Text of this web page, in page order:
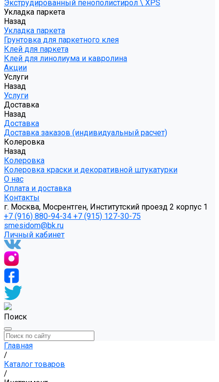
Экструдированный пенополистирол \ XPS
Укладка паркета
Назад
Укладка паркета
Грунтовка для паркетного клея
Клей для паркета
Клей для линолиума и кавролина
Акции
Услуги
Назад
Услуги
Доставка
Назад
Доставка
Доставка заказов (индивидуальный расчет)
Колеровка
Назад
Колеровка
Колеровка краски и декоративной штукатурки
О нас
Оплата и доставка
Контакты
г. Москва, Мосрентген, Институтский проезд 2 корпус 1
+7 (916) 880-94-34 +7 (915) 127-30-75
smesidom@bk.ru
Личный кабинет
Поиск
Главная
/
Каталог товаров
/